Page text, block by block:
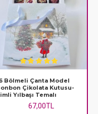
Bölmeli Çanta Model
Çikolata Kutusu-
Yılbaşı Temalı
67,00TL